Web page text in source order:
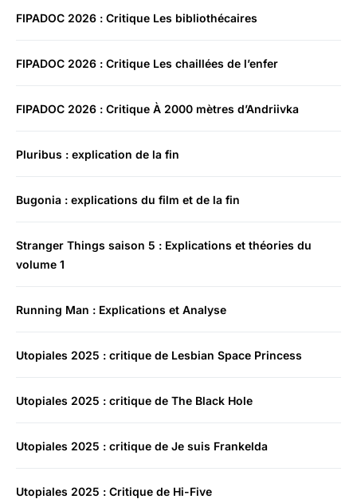
FIPADOC 2026 : Critique Les bibliothécaires
FIPADOC 2026 : Critique Les chaillées de l’enfer
FIPADOC 2026 : Critique À 2000 mètres d’Andriivka
Pluribus : explication de la fin
Bugonia : explications du film et de la fin
Stranger Things saison 5 : Explications et théories du
volume 1
Running Man : Explications et Analyse
Utopiales 2025 : critique de Lesbian Space Princess
Utopiales 2025 : critique de The Black Hole
Utopiales 2025 : critique de Je suis Frankelda
Utopiales 2025 : Critique de Hi-Five